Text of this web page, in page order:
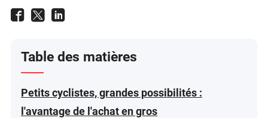
Table des matières
Petits cyclistes, grandes possibilités :
l'avantage de l'achat en gros